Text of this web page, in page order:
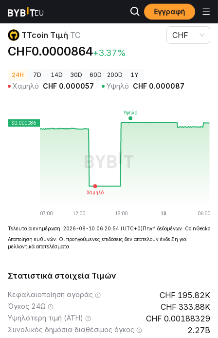
Εγγραφή
Τιμές Κρυπτονομισμάτων TTcoin Τιμή TC
TTcoin Τιμή TC
CHF0.0000864+3.37%
CHF
24H 7D 14D 30D 60D 200D 1Y
Χαμηλό CHF 0.000057 Υψηλό CHF 0.000087
Τελευταία ενημέρωση: 2026-08-10 06:20:54 (UTC+0)Πηγή δεδομένων: CoinGecko
Αποποίηση ευθυνών: Οι προηγούμενες επιδόσεις δεν αποτελούν ένδειξη για
μελλοντικά αποτελέσματα.
Στατιστικά στοιχεία Τιμών
Κεφαλαιοποίηση αγοράς 195.82K
Όγκος 24Ω 333.88K
Υψηλότερη τιμή (ATH) 0.00188329
Συνολικός δημόσια διαθέσιμος όγκος 2.27B